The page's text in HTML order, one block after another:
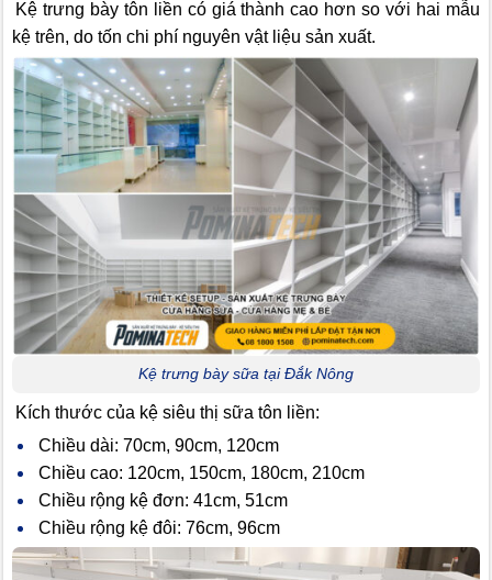
Kệ trưng bày tôn liền có giá thành cao hơn so với hai mẫu
kệ trên, do tốn chi phí nguyên vật liệu sản xuất.
Kệ trưng bày sữa tại Đắk Nông
Kích thước của kệ siêu thị sữa tôn liền:
Chiều dài: 70cm, 90cm, 120cm
Chiều cao: 120cm, 150cm, 180cm, 210cm
Chiều rộng kệ đơn: 41cm, 51cm
Chiều rộng kệ đôi: 76cm, 96cm